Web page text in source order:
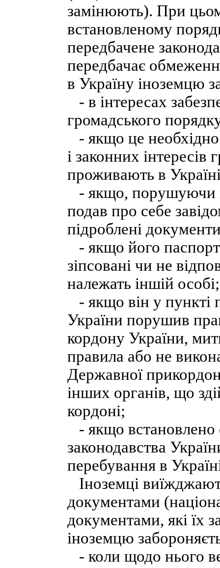
замінюють). При
встановленому
передбачене
передбачає
в Україну іноземцю
- в інтересах
громадського
- якщо це
і законних інтересів
проживають в
- якщо, порушуючи
подав про себе
підроблені
- якщо його
зіпсовані чи не
належать іншій особі;
- якщо він у пункті
України порушив
кордону України,
правила або не
Державної
інших органів, що
кордоні;
- якщо
законодавства
перебування в
Іноземці
документами
документами, які їх
іноземцю
- коли щодо нього